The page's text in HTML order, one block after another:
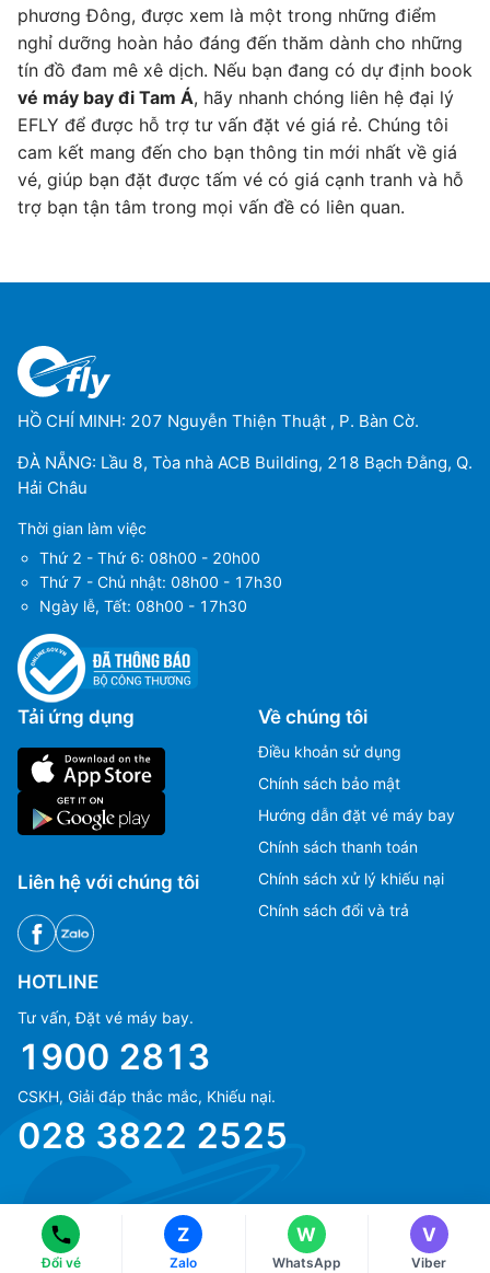
phương Đông, được xem là một trong những điểm
nghỉ dưỡng hoàn hảo đáng đến thăm dành cho những
tín đồ đam mê xê dịch. Nếu bạn đang có dự định book
vé máy bay đi Tam Á, hãy nhanh chóng liên hệ đại lý
EFLY để được hỗ trợ tư vấn đặt vé giá rẻ. Chúng tôi
cam kết mang đến cho bạn thông tin mới nhất về giá
vé, giúp bạn đặt được tấm vé có giá cạnh tranh và hỗ
trợ bạn tận tâm trong mọi vấn đề có liên quan.
HỒ CHÍ MINH: 207 Nguyễn Thiện Thuật , P. Bàn Cờ.
ĐÀ NẴNG: Lầu 8, Tòa nhà ACB Building, 218 Bạch Đằng, Q.
Hải Châu
Thời gian làm việc
Thứ 2 - Thứ 6: 08h00 - 20h00
Thứ 7 - Chủ nhật: 08h00 - 17h30
Ngày lễ, Tết: 08h00 - 17h30
Tải ứng dụng
Liên hệ với chúng tôi
Về chúng tôi
Điều khoản sử dụng
Chính sách bảo mật
Hướng dẫn đặt vé máy bay
Chính sách thanh toán
Chính sách xử lý khiếu nại
Chính sách đổi và trả
HOTLINE
Tư vấn, Đặt vé máy bay.
1900 2813
CSKH, Giải đáp thắc mắc, Khiếu nại.
028 3822 2525
© Copyright 2018 eFly.vn · All Rights reserved.
Đổi vé
Z
Zalo
W
WhatsApp
(+84) 70 854 1213
V
Viber